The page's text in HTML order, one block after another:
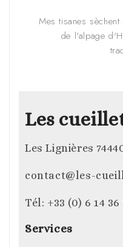
Mes tisanes
de l'alpage
Les
Les Lignières
contact@les-
Tél: +33 (0) 6 14 36
Services